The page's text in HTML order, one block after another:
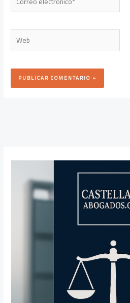
electrónico*
Web